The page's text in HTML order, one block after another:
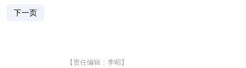
下一页
【责任编辑：李昭】